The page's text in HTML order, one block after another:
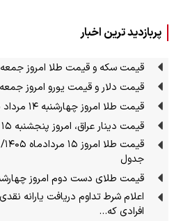
پربازدید ترین اخبار
قیمت سکه و قیمت طلا امروز جمعه ۱۶ مرداد ۱۴۰۵ + جدول
قیمت دلار و قیمت یورو امروز جمعه ۱۶ مرداد ۱۴۰۵ + جدول
قیمت طلا امروز چهارشنبه ۱۴ مرداد ۱۴۰۵ / طلای ۱۸ عیار امروز چند؟
قیمت دینار عراق، امروز پنجشنبه ۱۵ مرداد ۱۴۰۵
جدول
قیمت طلای دست دوم امروز چهارشنبه ۱۴ مرداد
اعلام شرط تداوم دریافت یارانه
افرادی که…